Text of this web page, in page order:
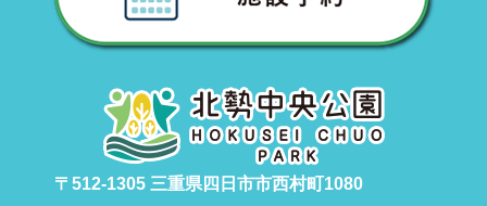
〒512-1305 三重県四日市市西村町1080